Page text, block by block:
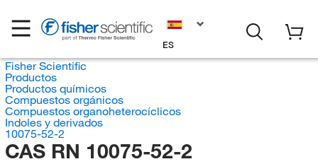
ES
Fisher Scientific
Productos
Productos químicos
Compuestos orgánicos
Compuestos organoheterocíclicos
Indoles y derivados
10075-52-2
CAS RN 10075-52-2